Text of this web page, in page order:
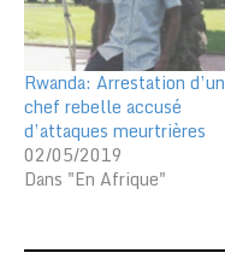
Rwanda: Arrestation d’un
chef rebelle accusé
d’attaques meurtrières
02/05/2019
Dans "En Afrique"